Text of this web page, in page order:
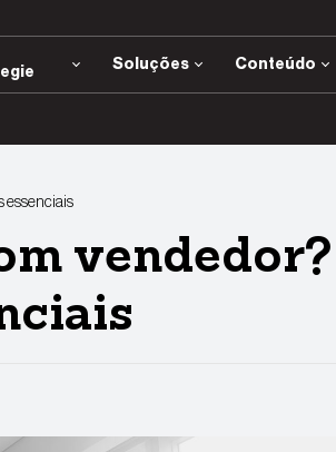
Soluções Conteúdo
essenciais
vendedor?